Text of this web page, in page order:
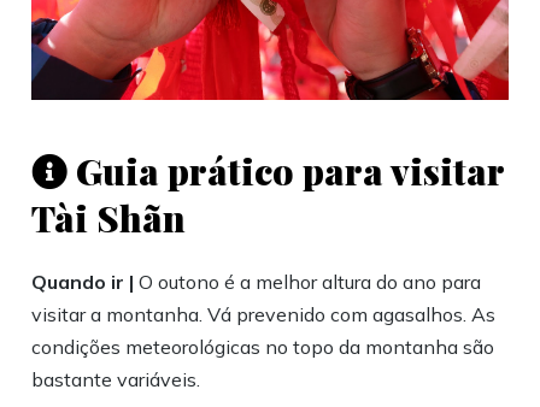
Guia prático para visitar
Tài Shãn
Quando ir |O outono é a melhor altura do ano para
visitar a montanha. Vá prevenido com agasalhos. As
condições meteorológicas no topo da montanha são
bastante variáveis.